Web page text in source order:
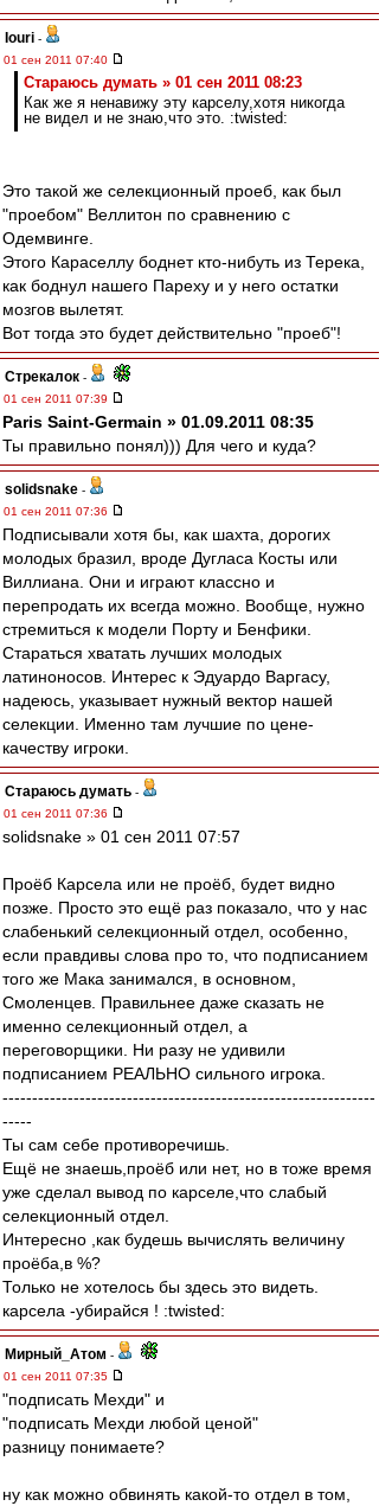
Iouri -
01 сен 2011 07:40
Стараюсь думать » 01 сен 2011 08:23
Как же я ненавижу эту карселу,хотя никогда
не видел и не знаю,что это. :twisted:
Это такой же селекционный проеб, как был
"проебом" Веллитон по сравнению с
Одемвинге.
Этого Караселлу боднет кто-нибуть из Терека,
как боднул нашего Пареху и у него остатки
мозгов вылетят.
Вот тогда это будет действительно "проеб"!
Стрекалок -
01 сен 2011 07:39
Paris Saint-Germain » 01.09.2011 08:35
Ты правильно понял))) Для чего и куда?
solidsnake -
01 сен 2011 07:36
Подписывали хотя бы, как шахта, дорогих
молодых бразил, вроде Дугласа Косты или
Виллиана. Они и играют классно и
перепродать их всегда можно. Вообще, нужно
стремиться к модели Порту и Бенфики.
Стараться хватать лучших молодых
латиноносов. Интерес к Эдуардо Варгасу,
надеюсь, указывает нужный вектор нашей
селекции. Именно там лучшие по цене-
качеству игроки.
Стараюсь думать -
01 сен 2011 07:36
solidsnake » 01 сен 2011 07:57
Проёб Карсела или не проёб, будет видно
позже. Просто это ещё раз показало, что у нас
слабенький селекционный отдел, особенно,
если правдивы слова про то, что подписанием
того же Мака занимался, в основном,
Смоленцев. Правильнее даже сказать не
именно селекционный отдел, а
переговорщики. Ни разу не удивили
подписанием РЕАЛЬНО сильного игрока.
---------------------------------------------------------------
-----
Ты сам себе противоречишь.
Ещё не знаешь,проёб или нет, но в тоже время
уже сделал вывод по карселе,что слабый
селекционный отдел.
Интересно ,как будешь вычислять величину
проёба,в %?
Только не хотелось бы здесь это видеть.
карсела -убирайся ! :twisted:
Мирный_Атом -
01 сен 2011 07:35
"подписать Мехди" и
"подписать Мехди любой ценой"
разницу понимаете?
ну как можно обвинять какой-то отдел в том,